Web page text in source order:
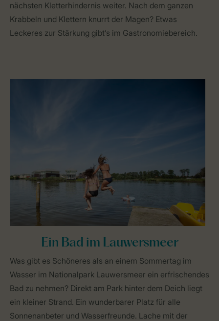
nächsten Kletterhindernis weiter. Nach dem ganzen
Krabbeln und Klettern knurrt der Magen? Etwas
Leckeres zur Stärkung gibt’s im Gastronomiebereich.
Ein Bad im Lauwersmeer
Was gibt es Schöneres als an einem Sommertag im
Wasser im Nationalpark Lauwersmeer ein erfrischendes
Bad zu nehmen? Direkt am Park hinter dem Deich liegt
ein kleiner Strand. Ein wunderbarer Platz für alle
Sonnenanbeter und Wasserfreunde. Lache mit der